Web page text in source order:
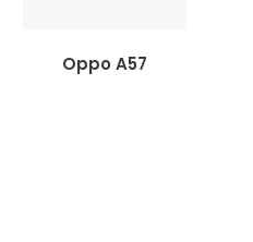
Oppo A57